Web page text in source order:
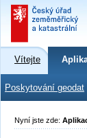
Vítejte
Poskytování geodat
Nyní jste zde: